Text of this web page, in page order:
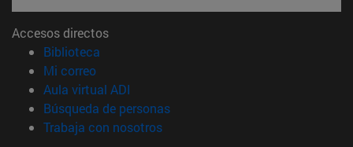
Accesos directos
Biblioteca
Mi correo(abre en nueva ventana)
Aula virtual ADI
Búsqueda de personas(abre en nueva ventana)
Trabaja con nosotros(abre en nueva ventana)